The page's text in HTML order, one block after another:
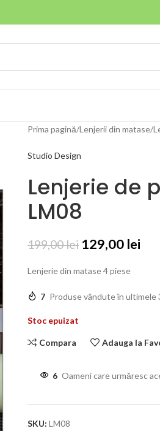
Prima pagină Lenjerii din matase
Studio Design
Lenjerie de
LM08
199,00lei 129,00 lei
Lenjerie din matase 4 piese
7 Produse vândute în ultimele
Stoc epuizat
Compara Adauga la
6 Oameni care urmăresc
SKU: LM08